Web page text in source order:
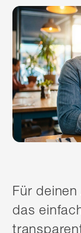
Für
das